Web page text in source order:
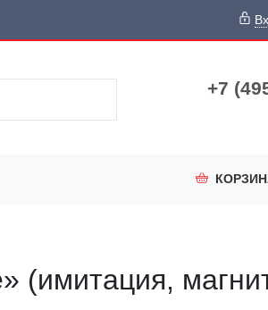
+7
(имитация,